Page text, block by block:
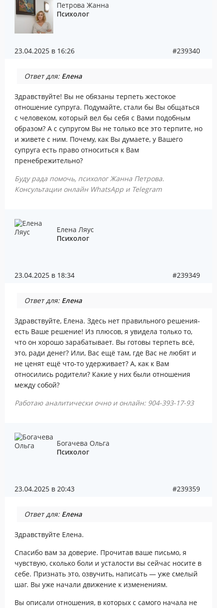
Петрова Жанна
Психолог
23.04.2025 в 16:26 #239340
Ответ для: Елена
Здравствуйте! Вы не обязаны терпеть жестокое
отношение супруга. Подумайте, стали бы Вы общаться
с человеком, который вел бы себя с Вами подобным
образом? А с супругом Вы не только все это терпите, но
и живете с ним. Почему, как Вы думаете, у Вашего
супруга есть право относиться к Вам
пренебрежительно?
Буду рада помочь, психолог Жанна Петрова.
Консультации онлайн WhatsApp и Telegram
Елена Ляус
Психолог
23.04.2025 в 18:34 #239349
Ответ для: Елена
Здравствуйте, Елена. Здесь нет правильного решения-
есть Ваше решение! Из плюсов, я увидела только то,
что он хорошо зарабатывает. Вы готовы терпеть всё,
это, ради денег? Или, Вас ещё там, где Вас не любят и
не ценят ещё что-то удерживает? А, как к Вам
относились родители? Какие у них были отношения
между собой?
Работаю аналитически очно и онлайн: 904-393-17-93
Богачева Ольга
Психолог
23.04.2025 в 20:43 #239359
Ответ для: Елена
Здравствуйте Елена.
Спасибо вам за доверие. Прочитав ваше письмо, я
чувствую, сколько боли и усталости вы сейчас носите в
себе. Признать это, озвучить, написать — уже смелый
шаг. Вы уже начали движение к изменениям.
Вы описали отношения, в которых с самого начала не